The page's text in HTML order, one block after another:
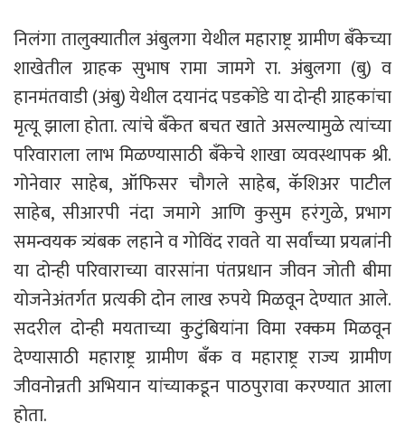
निलंगा तालुक्यातील अंबुलगा येथील महाराष्ट्र ग्रामीण बँकेच्या
शाखेतील ग्राहक सुभाष रामा जामगे रा. अंबुलगा (बु) व
हानमंतवाडी (अंबु) येथील दयानंद पडकोंडे या दोन्ही ग्राहकांचा
मृत्यू झाला होता. त्यांचे बॅंकेत बचत खाते असल्यामुळे त्यांच्या
परिवाराला लाभ मिळण्यासाठी बँकेचे शाखा व्यवस्थापक श्री.
गोनेवार साहेब, ऑफिसर चौगले साहेब, कॅशिअर पाटील
साहेब, सीआरपी नंदा जमागे आणि कुसुम हरंगुळे, प्रभाग
समन्वयक त्र्यंबक लहाने व गोविंद रावते या सर्वांच्या प्रयत्नांनी
या दोन्ही परिवाराच्या वारसांना पंतप्रधान जीवन जोती बीमा
योजनेअंतर्गत प्रत्यकी दोन लाख रुपये मिळवून देण्यात आले.
सदरील दोन्ही मयताच्या कुटुंबियांना विमा रक्कम मिळवून
देण्यासाठी महाराष्ट्र ग्रामीण बँक व महाराष्ट्र राज्य ग्रामीण
जीवनोन्नती अभियान यांच्याकडून पाठपुरावा करण्यात आला
होता.